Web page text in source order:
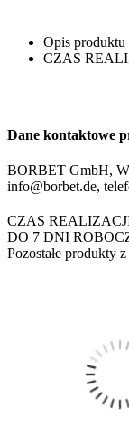
Opis produktu
CZAS
Dane kontaktowe
BORBET GmbH,
info@borbet.de,
CZAS
DO 7 DNI
Pozostałe produkty